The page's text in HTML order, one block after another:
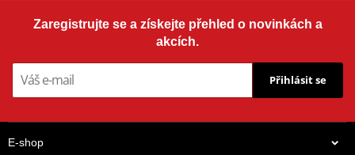
Zaregistrujte se a získejte přehled o novinkách a
akcích.
Přihlásit se
E-shop